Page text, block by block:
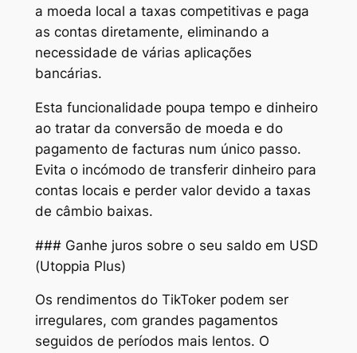
a moeda local a taxas competitivas e paga
as contas diretamente, eliminando a
necessidade de várias aplicações
bancárias.
Esta funcionalidade poupa tempo e dinheiro
ao tratar da conversão de moeda e do
pagamento de facturas num único passo.
Evita o incómodo de transferir dinheiro para
contas locais e perder valor devido a taxas
de câmbio baixas.
### Ganhe juros sobre o seu saldo em USD
(Utoppia Plus)
Os rendimentos do TikToker podem ser
irregulares, com grandes pagamentos
seguidos de períodos mais lentos. O